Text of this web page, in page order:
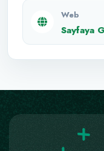
Web
Sayfaya